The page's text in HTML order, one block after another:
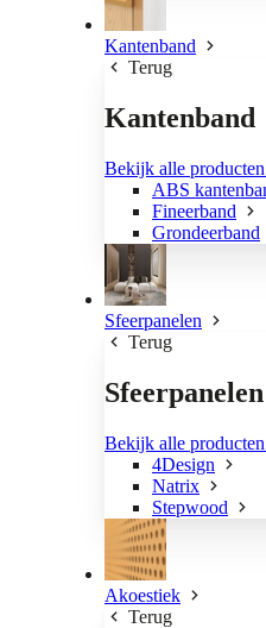
Kantenband
Terug
Kantenband
Bekijk alle
ABS
Fineerband
Grondeerband
Sfeerpanelen
Terug
Sfeerpanelen
Bekijk alle
4Design
Natrix
Stepwood
Akoestiek
Terug